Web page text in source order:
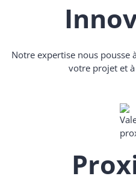
Notre expertise nous pousse
votre projet et